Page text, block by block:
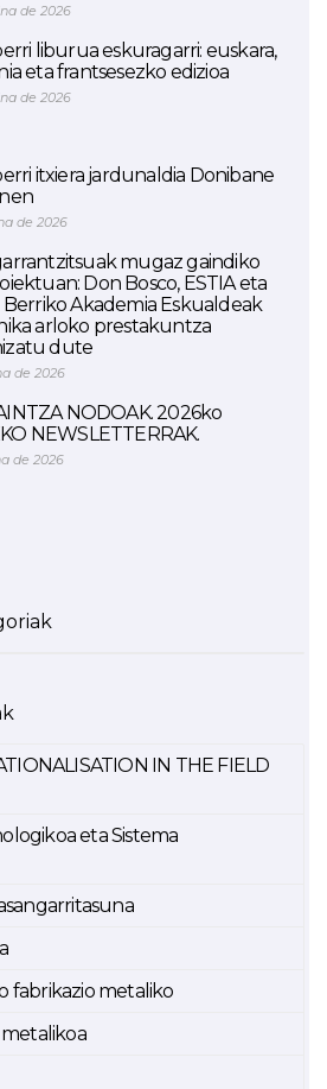
de 2026
liburua eskuragarri: euskara,
eta frantsesezko edizioa
de 2026
itxiera jardunaldia Donibane
de 2026
mugaz gaindiko
Don Bosco, ESTIA eta
Berriko Akademia Eskualdeak
arloko prestakuntza
dute
de 2026
NODOAK. 2026ko
NEWSLETTERRAK.
de 2026
IN THE FIELD
eta Sistema
fabrikazio metaliko